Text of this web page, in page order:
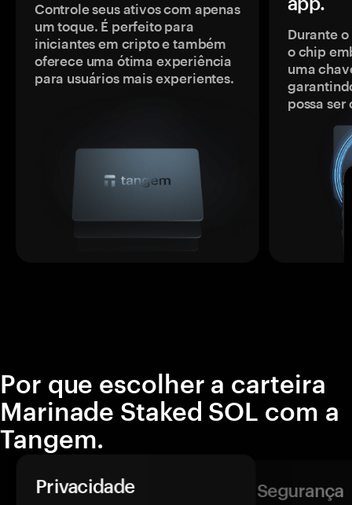
Controle seus ativos com apenas
um toque. É perfeito para
iniciantes em cripto e também
oferece uma ótima experiência
para usuários mais experientes.
Durante
o chip
uma
possa
Por que escolher a carteira
Marinade Staked SOL com a
Tangem.
Privacidade Segurança